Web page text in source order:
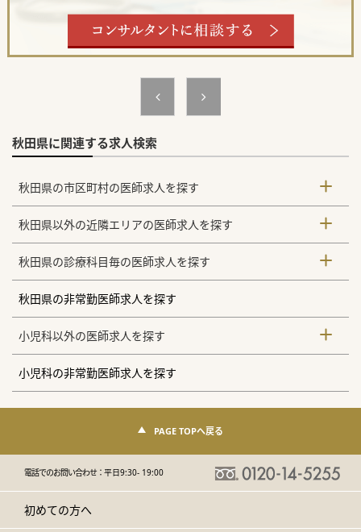
秋田県に関連する求人検索
秋田県の市区町村の医師求人を探す
秋田県以外の近隣エリアの医師求人を探す
秋田県の診療科目毎の医師求人を探す
秋田県の非常勤医師求人を探す
小児科以外の医師求人を探す
小児科の非常勤医師求人を探す
PAGE TOPへ戻る
電話でのお問い合わせ：平日9:30- 19:00
初めての方へ